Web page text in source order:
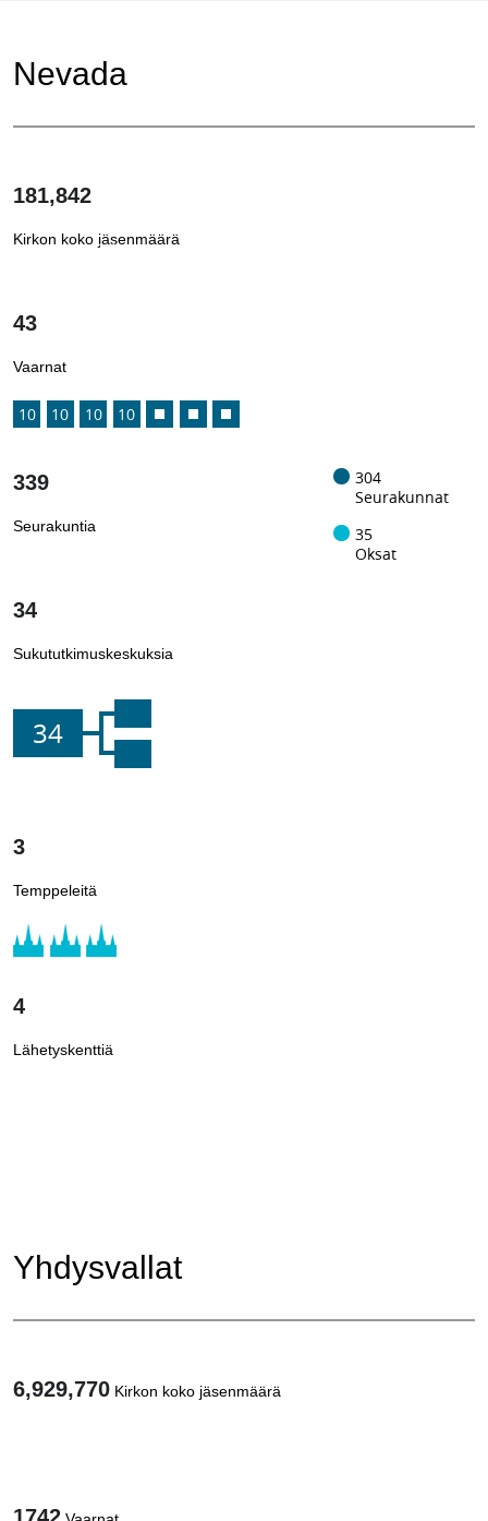
Nevada
181,842
Kirkon koko jäsenmäärä
1 /
43
Vaarnat
10 10 10 10
339
Seurakuntia
304
Seurakunnat
35
Oksat
34
Sukututkimuskeskuksia
34
3
Temppeleitä
4
Lähetyskenttiä
Yhdysvallat
6,929,770 Kirkon koko jäsenmäärä
1742